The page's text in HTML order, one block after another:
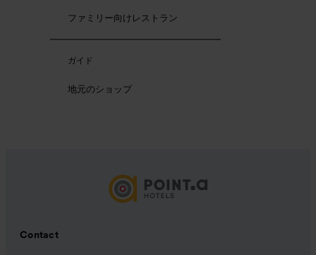
ファミリー向けレストラン
ガイド
地元のショップ
Contact